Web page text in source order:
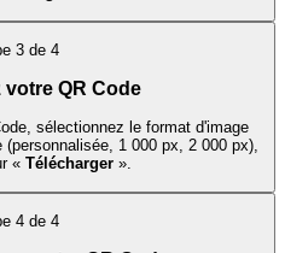
3 de 4
QR Code
sélectionnez le format d'image
1 000 px, 2 000 px),
« Télécharger ».
4 de 4